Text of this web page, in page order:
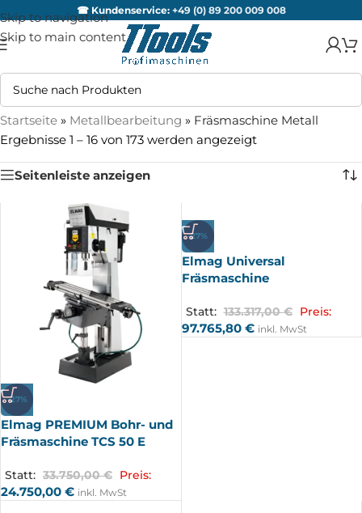
Skip to navigation
Skip to main content
☎ Kundenservice: +49 (0) 89 200 009 008
Startseite » Metallbearbeitung » Fräsmaschine Metall
Ergebnisse 1 – 16 von 173 werden angezeigt
Seitenleiste anzeigen
-27%
Elmag PREMIUM Bohr- und
Fräsmaschine TCS 50 E
Statt: 33.750,00€ Preis:
24.750,00 € inkl. MwSt
-27%
Elmag Universal
Fräsmaschine
Statt: 133.317,00€ Preis:
97.765,80 € inkl. MwSt